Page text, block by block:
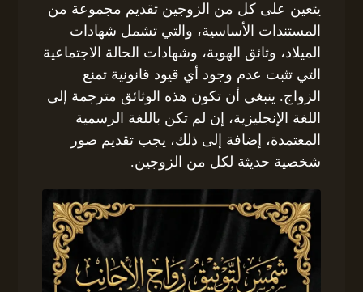
يتعين على كل من الزوجين تقديم مجموعة من
المستندات الأساسية، والتي تشمل شهادات
الميلاد، وثائق الهوية، وشهادات الحالة الاجتماعية
التي تثبت عدم وجود أي قيود قانونية تمنع
الزواج. ينبغي أن تكون هذه الوثائق مترجمة إلى
اللغة الإنجليزية، إن لم تكن باللغة الرسمية
المعتمدة، إضافة إلى ذلك، يجب تقديم صور
شخصية حديثة لكل من الزوجين.